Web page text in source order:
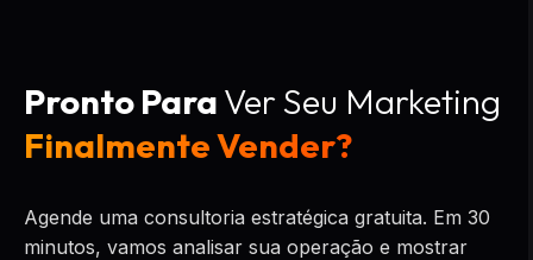
Pronto ParaVer Seu Marketing
Finalmente Vender?
Agende uma consultoria estratégica gratuita. Em 30
minutos, vamos analisar sua operação e mostrar